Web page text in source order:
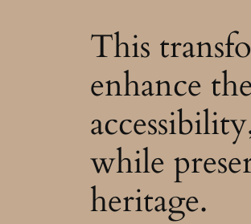
This
enhance
while
heritage.